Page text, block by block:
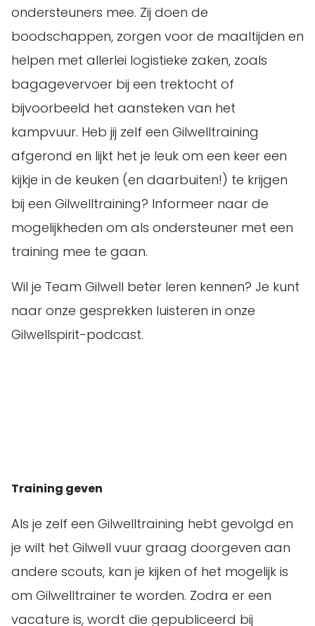
ondersteuners mee. Zij doen de
boodschappen, zorgen voor de maaltijden en
helpen met allerlei logistieke zaken, zoals
bagagevervoer bij een trektocht of
bijvoorbeeld het aansteken van het
kampvuur. Heb jij zelf een Gilwelltraining
afgerond en lijkt het je leuk om een keer een
kijkje in de keuken (en daarbuiten!) te krijgen
bij een Gilwelltraining? Informeer naar de
mogelijkheden om als ondersteuner met een
training mee te gaan.
Wil je Team Gilwell beter leren kennen? Je kunt
naar onze gesprekken luisteren in onze
Gilwellspirit-podcast.
Training geven
Als je zelf een Gilwelltraining hebt gevolgd en
je wilt het Gilwell vuur graag doorgeven aan
andere scouts, kan je kijken of het mogelijk is
om Gilwelltrainer te worden. Zodra er een
vacature is, wordt die gepubliceerd bij